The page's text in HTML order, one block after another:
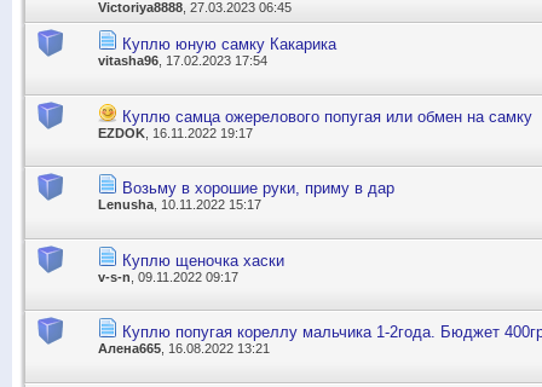
Victoriya8888 , 27.03.2023 06:45
Куплю юную самку Какарика
vitasha96 , 17.02.2023 17:54
Куплю самца ожерелового попугая или обмен на самку
EZDOK , 16.11.2022 19:17
Возьму в хорошие руки, приму в дар
Lenusha , 10.11.2022 15:17
Куплю щеночка хаски
v-s-n , 09.11.2022 09:17
Куплю попугая кореллу мальчика 1-2года. Бюджет
Алена665 , 16.08.2022 13:21